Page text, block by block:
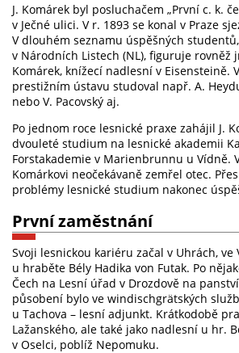
J. Komárek byl posluchačem „První c. k.
v Ječné ulici. V r. 1893 se konal v Praze
V dlouhém seznamu úspěšných
v Národních Listech (NL), figuruje rovněž
Komárek, knížecí nadlesní v Eisensteině.
prestižním ústavu studoval např. A.
nebo V. Pacovský aj.
Po jednom roce lesnické praxe zahájil J.
dvouleté studium na lesnické akademii
Forstakademie v Marienbrunnu u Vídně.
Komárkovi neočekávaně zemřel otec.
problémy lesnické studium nakonec
První zaměstnání
Svoji lesnickou kariéru začal v Uhrách, ve
u hraběte Bély Hadika von Futak. Po
Čech na Lesní úřad v Drozdově na
působení bylo ve windischgrätských
u Tachova – lesní adjunkt. Krátkodobě
Lažanského, ale také jako nadlesní u hr.
v Oselci, poblíž Nepomuku.